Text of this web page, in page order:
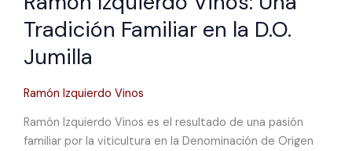
Tradición Familiar en la D.O.
Jumilla
Ramón Izquierdo Vinos
Ramón Izquierdo Vinos es el resultado de una pasión
familiar por la viticultura en la Denominación de Origen